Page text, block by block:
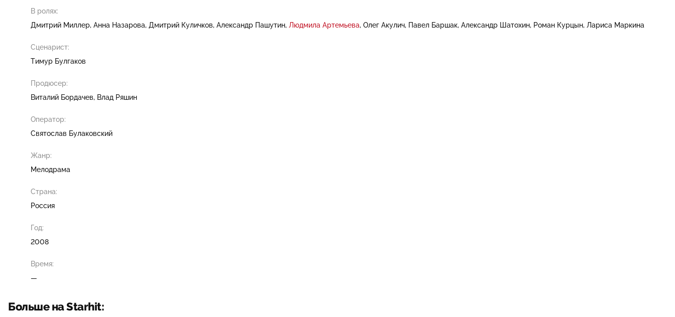
В ролях:
Дмитрий Миллер Анна Назарова Дмитрий Куличков Александр Пашутин Людмила Артемьева Олег Акулич Павел Баршак Александр Шатохин Роман Курцын Лариса Маркина
Сценарист:
Тимур Булгаков
Продюсер:
Виталий Бордачев
Влад Ряшин
Оператор:
Святослав Булаковский
Жанр:
Мелодрама
Страна:
Россия
Год:
2008
Время:
—
Больше на Starhit: